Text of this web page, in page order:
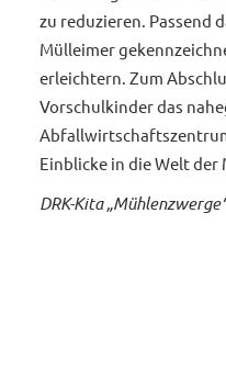
zu reduzieren. Passend
Mülleimer
erleichtern. Zum
Vorschulkinder das
Einblicke in die Welt
DRK-Kita